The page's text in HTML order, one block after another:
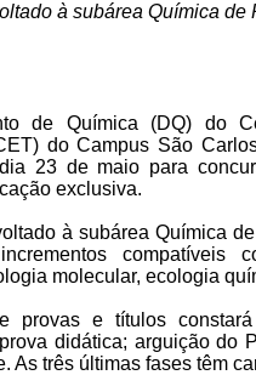
à subárea Química de
de Química (DQ) do
do Campus São
23 de maio para
exclusiva.
à subárea Química
compatíveis
molecular, ecologia
provas e títulos
didática; arguição do
As três últimas fases têm